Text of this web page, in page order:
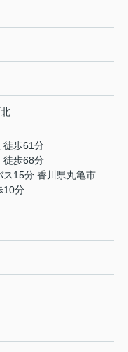
徒歩61分
徒歩68分
ス15分 香川県丸亀市
10分